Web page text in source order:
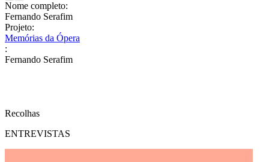
Nome completo:
Fernando Serafim
Projeto:
Memórias da Ópera
:
Fernando Serafim
Recolhas
ENTREVISTAS